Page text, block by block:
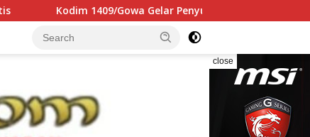
Gelar Penyuluhan P4GN, Tegaskan Komitmen Lingkungan
close